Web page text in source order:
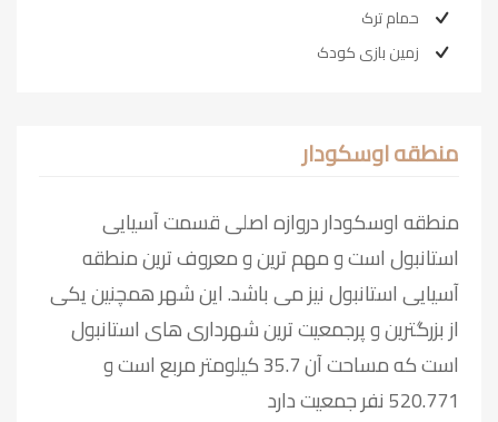
حمام ترک
زمین بازی کودک
منطقه اوسکودار
منطقه اوسکودار دروازه اصلی قسمت آسیایی
استانبول است و مهم ترین و معروف ترین منطقه
آسیایی استانبول نیز می باشد. این شهر همچنین یکی
از بزرگترین و پرجمعیت ترین شهرداری های استانبول
است که مساحت آن 35.7 کیلومتر مربع است و
520.771 نفر جمعیت دارد